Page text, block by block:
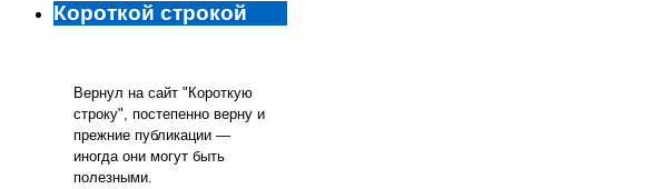
Короткой строкой
Вернул на сайт "Короткую
строку", постепенно верну и
прежние публикации —
иногда они могут быть
полезными.